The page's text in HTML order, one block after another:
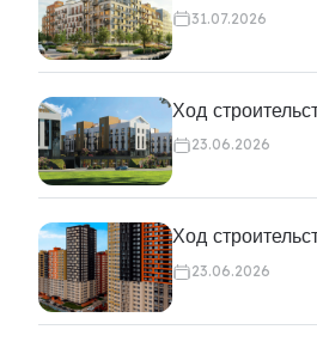
31.07.2026
Ход
23.06.2026
Ход
23.06.2026